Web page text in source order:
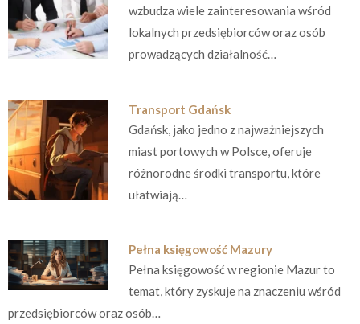
wzbudza wiele zainteresowania wśród
lokalnych przedsiębiorców oraz osób
prowadzących działalność…
Transport Gdańsk
Gdańsk, jako jedno z najważniejszych
miast portowych w Polsce, oferuje
różnorodne środki transportu, które
ułatwiają…
Pełna księgowość Mazury
Pełna księgowość w regionie Mazur to
temat, który zyskuje na znaczeniu wśród
przedsiębiorców oraz osób…